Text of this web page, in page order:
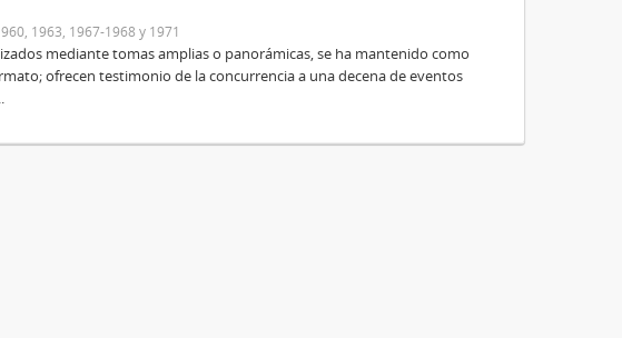
1963, 1967-1968 y 1971
mediante tomas amplias o panorámicas, se ha mantenido como
ofrecen testimonio de la concurrencia a una decena de eventos